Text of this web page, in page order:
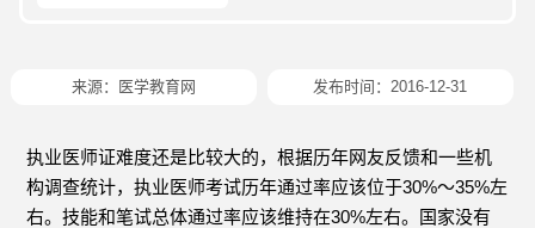
来源： 医学教育网 发布时间：2016-12-31
执业医师证难度还是比较大的，根据历年网友反馈和一些机
构调查统计，执业医师考试历年通过率应该位于30%～35%左
右。技能和笔试总体通过率应该维持在30%左右。国家没有